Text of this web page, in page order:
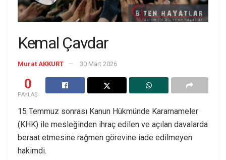
Kemal Çavdar
Murat AKKURT 30 Mart 2026
0
PAYLAŞ
15 Temmuz sonrası Kanun Hükmünde Kararnameler
(KHK) ile mesleğinden ihraç edilen ve açılan davalarda
beraat etmesine rağmen görevine iade edilmeyen
hakimdi.